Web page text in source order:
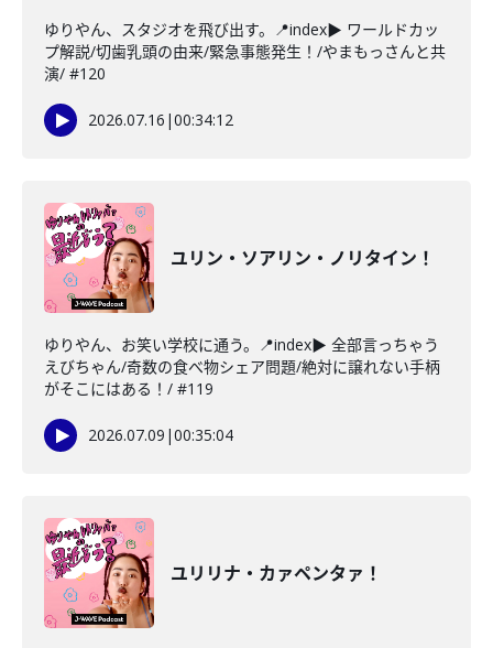
ゆりやん、スタジオを飛び出す。📍index▶ ワールドカッ
プ解説/切歯乳頭の由来/緊急事態発生！/やまもっさんと共
演/ #120
2026.07.16 |00:34:12
ユリン・ソアリン・ノリタイン！
ゆりやん、お笑い学校に通う。📍index▶ 全部言っちゃう
えびちゃん/奇数の食べ物シェア問題/絶対に譲れない手柄
がそこにはある！/ #119
2026.07.09 |00:35:04
ユリリナ・カァペンタァ！